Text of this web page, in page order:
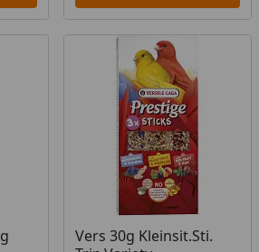
Vers 30g Kleinsit.Sti.
Produkt am Lager